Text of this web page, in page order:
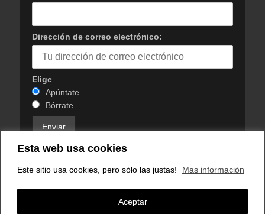
Esta web usa cookies
Este sitio usa cookies, pero sólo las justas! Mas información
Aceptar
Dirección de correo electrónico:
Elige
Apúntate
Bórrate
Your IP: 216.73.217.112